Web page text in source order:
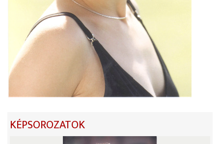
KÉPSOROZATOK